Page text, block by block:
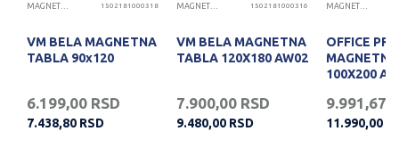
1502181000318
VM BELA MAGNETNA
TABLA 90x120
6.199,00 RSD
7.438,80 RSD
1502181000316
VM BELA MAGNETNA
TABLA 120X180 AW02
7.900,00 RSD
9.480,00 RSD
OFFICE PR.
100X200
9.991,67
11.990,00